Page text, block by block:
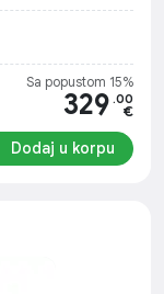
Sa popustom 15%
329 .00
€
Dodaj u korpu